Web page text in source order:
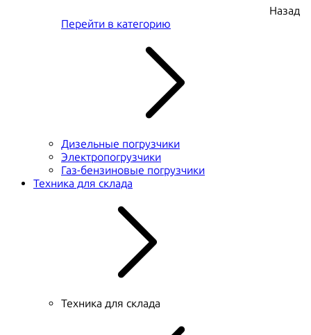
Назад
Перейти в категорию
Дизельные погрузчики
Электропогрузчики
Газ-бензиновые погрузчики
Техника для склада
Техника для склада